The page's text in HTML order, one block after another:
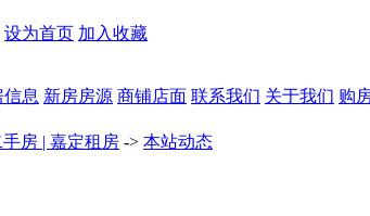
设为首页 加入收藏
息 新房房源 商铺店面 联系我们 关于我们 购
房 | 嘉定租房 -> 本站动态